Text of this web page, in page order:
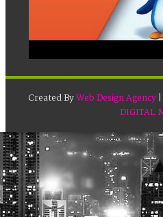
Created ByWeb Design Agency|
DIGITAL